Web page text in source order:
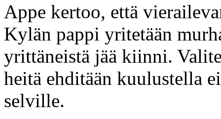
Appe kertoo, että
Kylän pappi yritetään
yrittäneistä jää kiinni.
heitä ehditään kuulustella
selville.